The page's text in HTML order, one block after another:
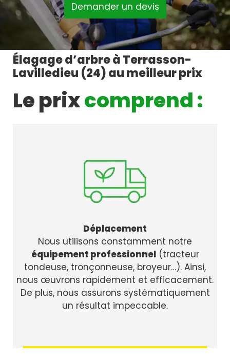
Demander un devis
Élagage d’arbre à Terrasson-
Lavilledieu (24) au meilleur prix
Le prixcomprend :
Déplacement
Nous utilisons constamment notre
équipement professionnel(tracteur
tondeuse, tronçonneuse, broyeur…). Ainsi,
nous œuvrons rapidement et efficacement.
De plus, nous assurons systématiquement
un résultat impeccable.